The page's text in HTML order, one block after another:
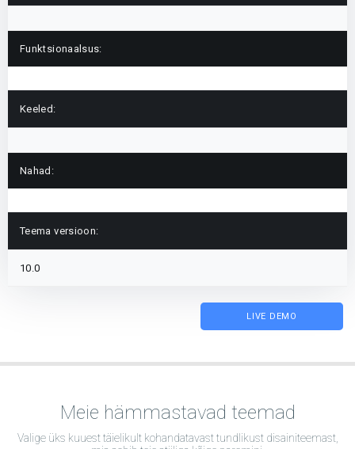
Funktsionaalsus:
Keeled:
Nahad:
Teema versioon:
10.0
LIVE DEMO
Meie hämmastavad teemad
Valige üks kuuest täielikult kohandatavast tundlikust disainiteemast,